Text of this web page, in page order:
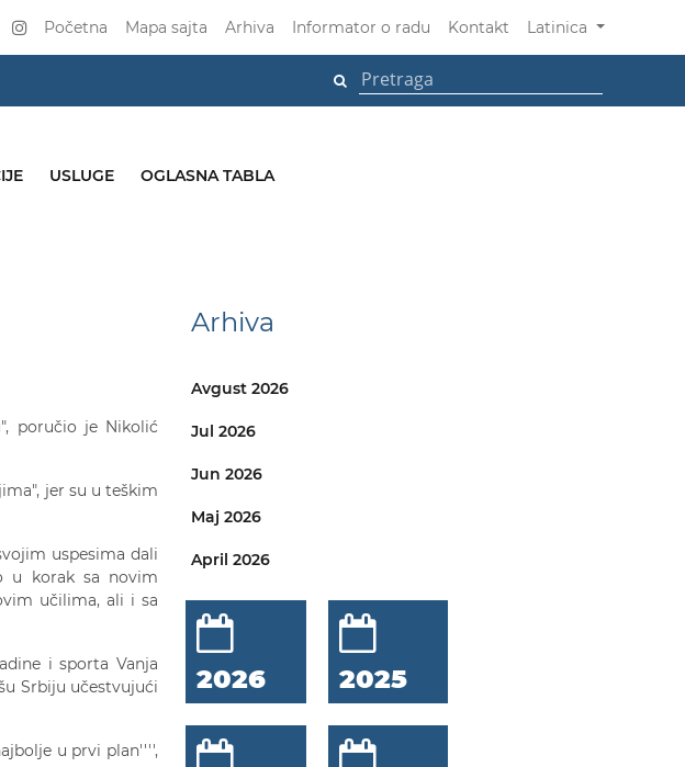
Početna Mapa sajta Arhiva Informator o radu Kontakt Latinica
USLUGE OGLASNA TABLA
poručio je Nikolić
jer su u teškim
uspesima dali
u korak sa novim
učilima, ali i sa
i sporta Vanja
Srbiju učestvujući
u prvi plan'''',
Arhiva
Avgust 2026
Jul 2026
Jun 2026
Maj 2026
April 2026
2026 2025